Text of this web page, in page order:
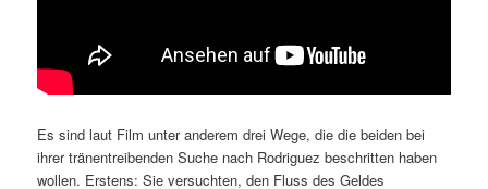
Es sind laut Film unter anderem drei Wege, die die beiden bei
ihrer tränentreibenden Suche nach Rodriguez beschritten haben
wollen. Erstens: Sie versuchten, den Fluss des Geldes